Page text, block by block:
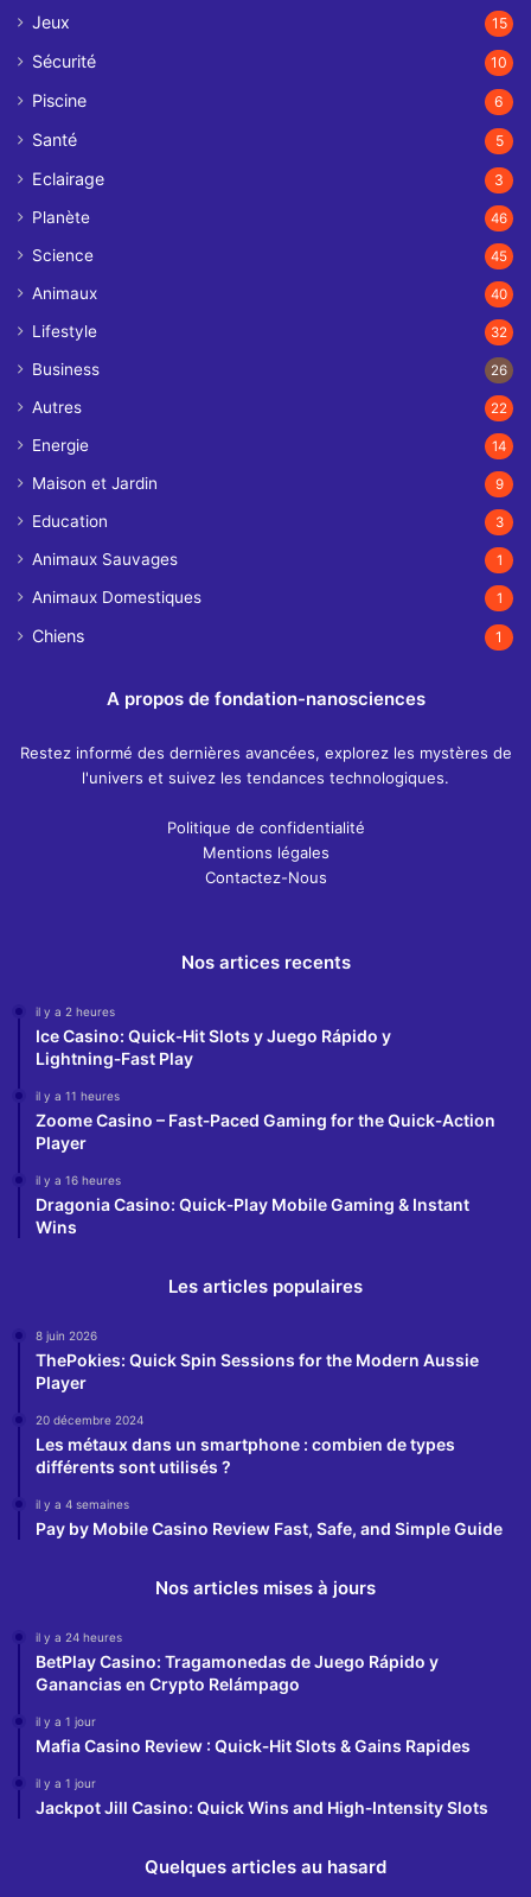
Jeux 15
Sécurité 10
Piscine 6
Santé 5
Eclairage 3
Planète 46
Science 45
Animaux 40
Lifestyle 32
Business 26
Autres 22
Energie 14
Maison et Jardin 9
Education 3
Animaux Sauvages 1
Animaux Domestiques 1
Chiens 1
A propos de fondation-nanosciences
Restez informé des dernières avancées, explorez les mystères de
l'univers et suivez les tendances technologiques.
Politique de confidentialité
Mentions légales
Contactez-Nous
Nos artices recents
il y a 2 heures
Ice Casino: Quick‑Hit Slots y Juego Rápido y
Lightning‑Fast Play
il y a 11 heures
Zoome Casino – Fast‑Paced Gaming for the Quick‑Action
Player
il y a 16 heures
Dragonia Casino: Quick‑Play Mobile Gaming & Instant
Wins
Les articles populaires
8 juin 2026
ThePokies: Quick Spin Sessions for the Modern Aussie
Player
20 décembre 2024
Les métaux dans un smartphone : combien de types
différents sont utilisés ?
il y a 4 semaines
Pay by Mobile Casino Review Fast, Safe, and Simple Guide
Nos articles mises à jours
il y a 24 heures
BetPlay Casino: Tragamonedas de Juego Rápido y
Ganancias en Crypto Relámpago
il y a 1 jour
Mafia Casino Review : Quick‑Hit Slots & Gains Rapides
il y a 1 jour
Jackpot Jill Casino: Quick Wins and High‑Intensity Slots
Quelques articles au hasard